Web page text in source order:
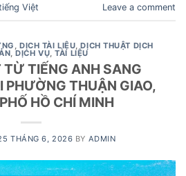
Việt Leave a comment
,DỊCH TÀI LIỆU ,DỊCH THUẬT DỊCH
,DỊCH VỤ ,TÀI LIỆU
TỪ TIẾNG ANH SANG
PHƯỜNG THUẬN GIAO,
HỒ CHÍ MINH
THÁNG 6, 2026 BY ADMIN